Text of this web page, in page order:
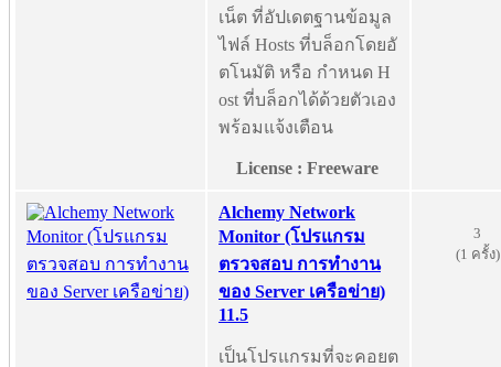
เน็ต ที่อัปเดตฐานข้อมูล
ไฟล์ Hosts ที่บล็อกโดยอั
ตโนมัติ หรือ กำหนด H
ost ที่บล็อกได้ด้วยตัวเอง
พร้อมแจ้งเตือน
License : Freeware
Alchemy Network
Monitor (โปรแกรม
ตรวจสอบ การทำงาน
ของ Server เครือข่าย)
11.5
เป็นโปรแกรมที่จะคอยต
3
(1 ครั้ง)